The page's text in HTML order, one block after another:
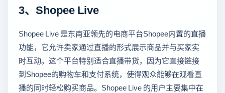
3、Shopee Live
Shopee Live 是东南亚领先的电商平台Shopee内置的直播
功能，它允许卖家通过直播的形式展示商品并与买家实
时互动。这个平台特别适合直播带货，因为它直接链接
到Shopee的购物车和支付系统，使得观众能够在观看直
播的同时轻松购买商品。Shopee Live 的用户主要集中在